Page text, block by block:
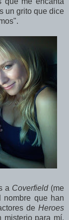
un grito que dice
a Coverfield(me
que han
de Heroes
misterio para mí,